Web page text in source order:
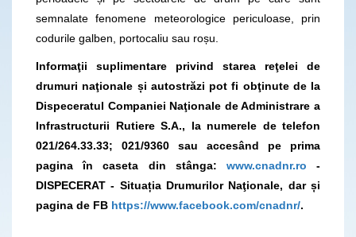
semnalate fenomene meteorologice periculoase, prin
codurile galben, portocaliu sau roșu.
Informaţii suplimentare privind starea reţelei de
drumuri naţionale și autostrăzi pot fi obţinute de la
Dispeceratul Companiei Naţionale de Administrare a
Infrastructurii Rutiere S.A., la numerele de telefon
021/264.33.33; 021/9360 sau accesând pe prima
pagina în caseta din stânga: www.cnadnr.ro -
DISPECERAT - Situația Drumurilor Naţionale, dar și
pagina de FB https://www.facebook.com/cnadnr/.